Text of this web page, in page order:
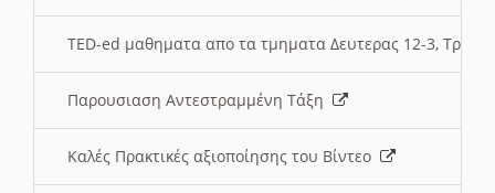
TED-ed μαθηματα απο τα τμηματα Δευτερας 12-3,
Παρουσιαση Αντεστραμμένη Τάξη
Καλές Πρακτικές αξιοποίησης του Βίντεο